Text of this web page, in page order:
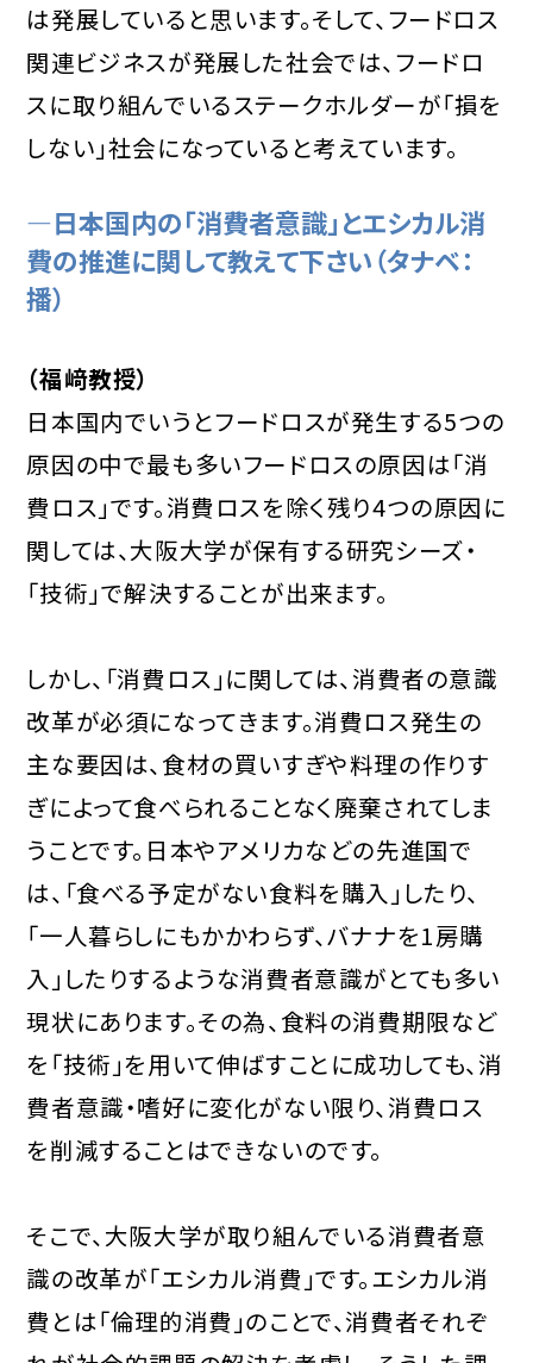
は発展していると思います。そして、フードロス
関連ビジネスが発展した社会では、フードロ
スに取り組んでいるステークホルダーが「損を
しない」社会になっていると考えています。
―日本国内の「消費者意識」とエシカル消
費の推進に関して教えて下さい（タナベ：
播）
（福﨑教授）
日本国内でいうとフードロスが発生する5つの
原因の中で最も多いフードロスの原因は「消
費ロス」です。消費ロスを除く残り4つの原因に
関しては、大阪大学が保有する研究シーズ・
「技術」で解決することが出来ます。
しかし、「消費ロス」に関しては、消費者の意識
改革が必須になってきます。消費ロス発生の
主な要因は、食材の買いすぎや料理の作りす
ぎによって食べられることなく廃棄されてしま
うことです。日本やアメリカなどの先進国で
は、「食べる予定がない食料を購入」したり、
「一人暮らしにもかかわらず、バナナを1房購
入」したりするような消費者意識がとても多い
現状にあります。その為、食料の消費期限など
を「技術」を用いて伸ばすことに成功しても、消
費者意識・嗜好に変化がない限り、消費ロス
を削減することはできないのです。
そこで、大阪大学が取り組んでいる消費者意
識の改革が「エシカル消費」です。エシカル消
費とは「倫理的消費」のことで、消費者それぞ